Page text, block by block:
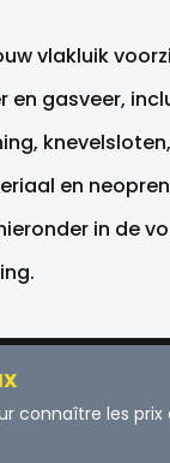
vlakluik
en gasveer,
knevelsloten,
en
in de
connaître les